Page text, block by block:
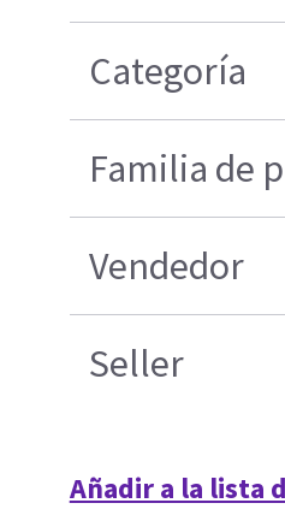
Categoría
Familia de
Vendedor
Seller
Añadir a la lista